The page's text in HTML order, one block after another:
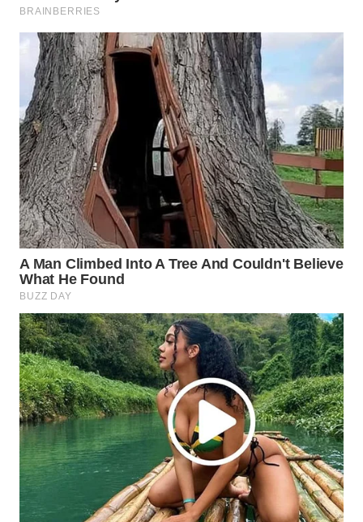
WN
WN
LIKUPANG
WN
LABUANBAJO
WN
BORNEO
Wahana
Media
Group
WAHANA
NEWS
WAHANA
TANI
WAHANA
ADVOKAT
INFRASTRUKTUR